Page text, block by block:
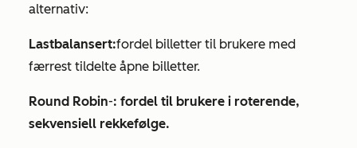
alternativ:
Lastbalansert:fordel billetter til brukere med
færrest tildelte åpne billetter.
Round Robin-: fordel til brukere i roterende,
sekvensiell rekkefølge.